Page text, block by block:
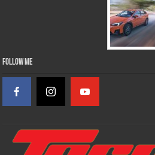
Follow Me